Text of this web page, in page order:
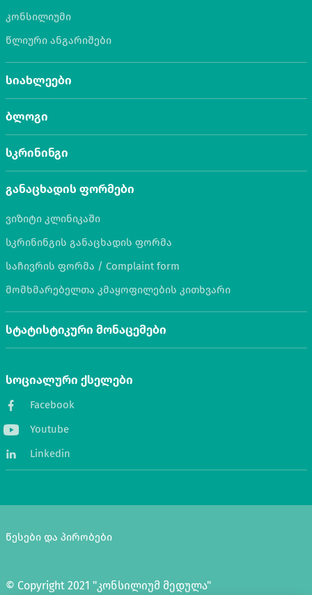
კონსილიუმი
წლიური ანგარიშები
სიახლეები
ბლოგი
სკრინინგი
განაცხადის ფორმები
ვიზიტი კლინიკაში
სკრინინგის განაცხადის ფორმა
საჩივრის ფორმა / Complaint form
მომხმარებელთა კმაყოფილების კითხვარი
სტატისტიკური მონაცემები
სოციალური ქსელები
Facebook
Youtube
Linkedin
© Copyright 2021 "კონსილიუმ მედულა"
წესები და პირობები